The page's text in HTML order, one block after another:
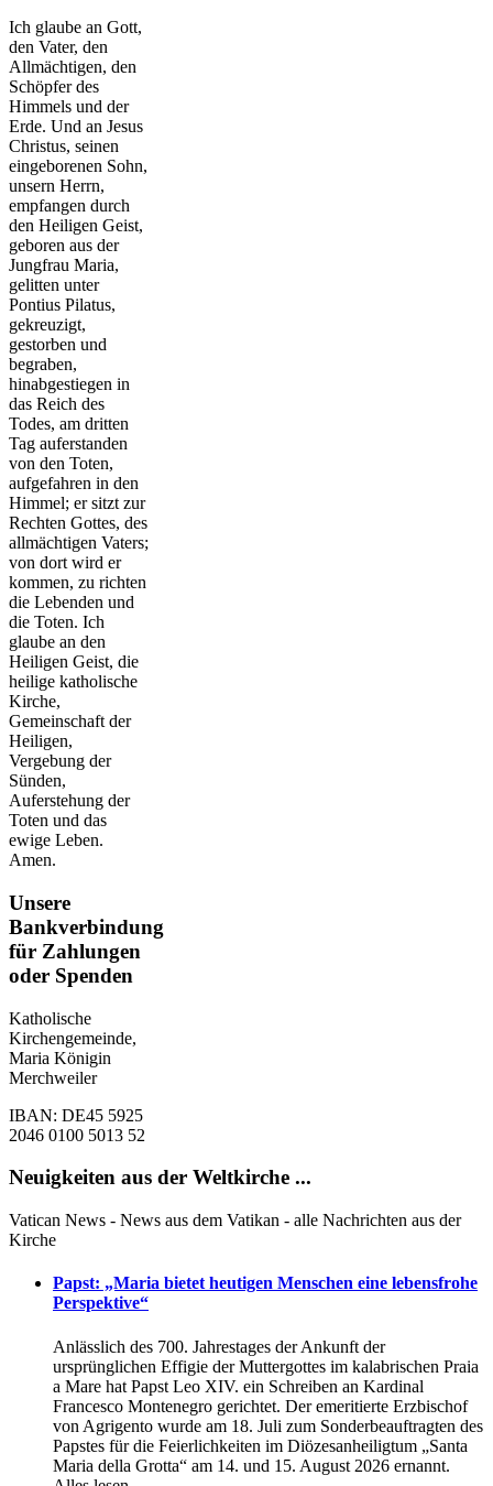
Ich glaube an Gott,
den Vater, den
Allmächtigen, den
Schöpfer des
Himmels und der
Erde. Und an Jesus
Christus, seinen
eingeborenen Sohn,
unsern Herrn,
empfangen durch
den Heiligen Geist,
geboren aus der
Jungfrau Maria,
gelitten unter
Pontius Pilatus,
gekreuzigt,
gestorben und
begraben,
hinabgestiegen in
das Reich des
Todes, am dritten
Tag auferstanden
von den Toten,
aufgefahren in den
Himmel; er sitzt zur
Rechten Gottes, des
allmächtigen Vaters;
von dort wird er
kommen, zu richten
die Lebenden und
die Toten. Ich
glaube an den
Heiligen Geist, die
heilige katholische
Kirche,
Gemeinschaft der
Heiligen,
Vergebung der
Sünden,
Auferstehung der
Toten und das
ewige Leben.
Amen.
Unsere
Bankverbindung
für Zahlungen
oder Spenden
Katholische
Kirchengemeinde,
Maria Königin
Merchweiler
IBAN: DE45 5925
2046 0100 5013 52
Neuigkeiten aus der Weltkirche ...
Vatican News - News aus dem Vatikan - alle Nachrichten aus der
Kirche
Papst: „Maria bietet heutigen Menschen eine lebensfrohe
Perspektive“
Anlässlich des 700. Jahrestages der Ankunft der
ursprünglichen Effigie der Muttergottes im kаlabrischen Praia
a Mare hat Papst Leo XIV. ein Schreiben an Kardinal
Francesco Montenegro gerichtet. Der emeritierte Erzbischof
von Agrigento wurde am 18. Juli zum Sonderbeauftragten des
Papstes für die Feierlichkeiten im Diözesanheiligtum „Santa
Maria della Grotta“ am 14. und 15. August 2026 ernannt.